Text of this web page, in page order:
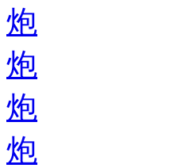
炮
炮
炮
炮